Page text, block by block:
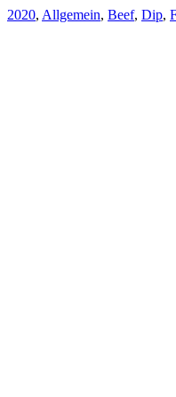
2020, Allgemein, Beef, Dip,